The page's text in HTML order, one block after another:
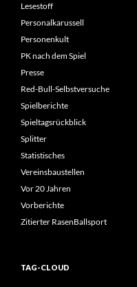
Lesestoff
Personalkarussell
Personenkult
PK nach dem Spiel
Presse
Red-Bull-Selbstversuche
Spielberichte
Spieltagsrückblick
Splitter
Statistisches
Vereinsbaustellen
Vor 20 Jahren
Vorberichte
Zitierter RasenBallsport
TAG-CLOUD